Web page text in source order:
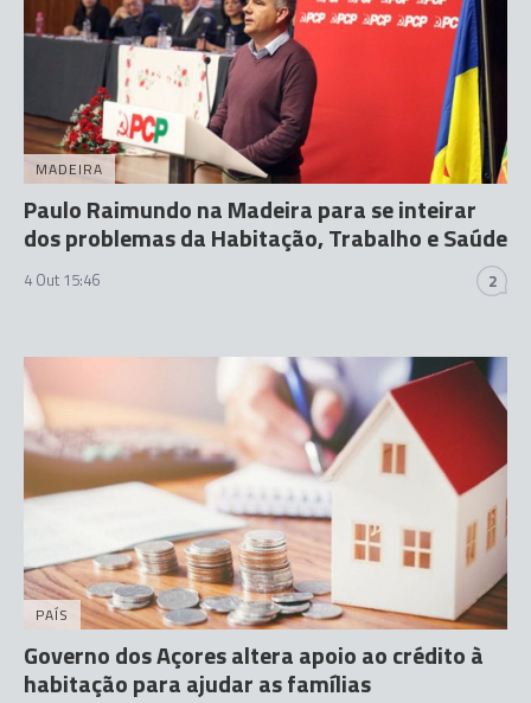
MADEIRA
Paulo Raimundo na Madeira para se inteirar
dos problemas da Habitação, Trabalho e Saúde
4 Out 15:46 2
PAÍS
Governo dos Açores altera apoio ao crédito à
habitação para ajudar as famílias